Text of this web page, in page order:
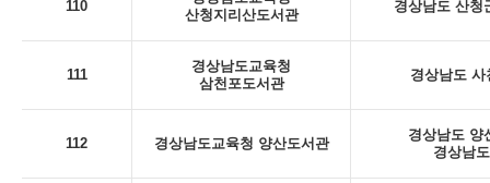
110
산청지리산도서관
경상남도 산청
111
경상남도교육청
삼천포도서관
경상남도 사
112 경상남도교육청 양산도서관
경상남도 양
경상남